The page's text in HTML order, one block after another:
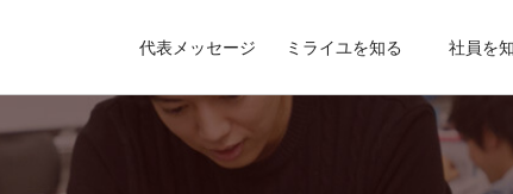
代表メッセージ ミライユを知る 社員を